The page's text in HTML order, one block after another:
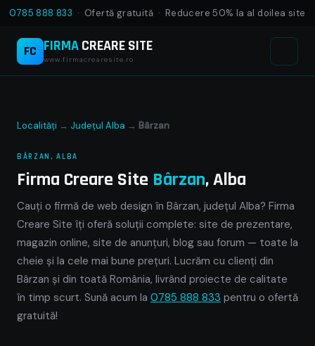
0785 888 833 · Ofertă gratuită · Reducere 50% la al doilea site
FC FIRMACREARE SITE
www.firmacrearesite.ro
Localități → Județul Alba → Bârzan
BÂRZAN, ALBA
Firma Creare Site Bârzan, Alba
Cauți o firmă de web design în Bârzan, județul Alba? Firma
Creare Site îți oferă soluții complete: site de prezentare,
magazin online, site de anunțuri, blog sau forum — toate la
cheie și la cele mai bune prețuri. Lucrăm cu clienți din
Bârzan și din toată România, livrând proiecte de calitate
în timp scurt. Sună acum la 0785 888 833 pentru o ofertă
gratuită!